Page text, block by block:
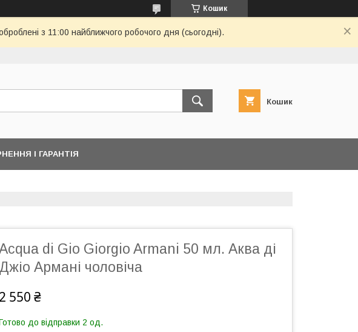
Кошик
з 11:00 найближчого робочого дня (сьогодні).
Кошик
І ГАРАНТІЯ
di Gio Giorgio Armani 50 мл. Аква ді
Джіо Армані чоловіча
2 550 ₴
до відправки 2 од.